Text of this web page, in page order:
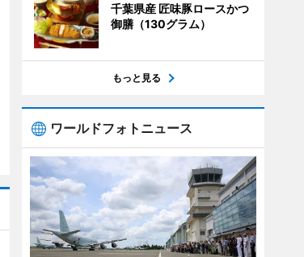
千葉県産 匠味豚ロースかつ
御膳（130グラム）
もっと見る
ワールドフォトニュース